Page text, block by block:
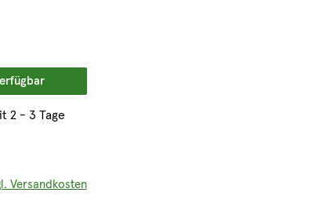
2 - 3 Tage
Versandkosten